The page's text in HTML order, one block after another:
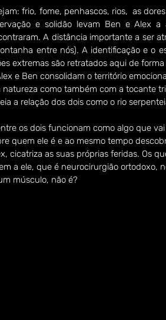
frio, fome, penhascos, rios,  as
e solidão levam Ben e Alex a
A distância importante a ser
entre nós). A identificação e o
extremas são retratados aqui de
e Ben consolidam o território
como também com a tocante
a relação dos dois como o rio
os dois funcionam como algo que
quem ele é e ao mesmo tempo
cicatriza as suas próprias feridas. Os
a ele, que é neurocirurgião ortodoxo,
músculo, não é?